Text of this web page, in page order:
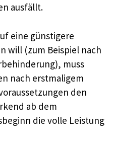
ausfällt.
eine günstigere
will (zum Beispiel nach
muss
nach erstmaligem
den
ab dem
die volle Leistung